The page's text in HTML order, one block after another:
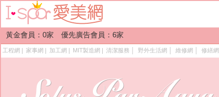
黃金會員：0家 優先廣告會員：6家
工程網 家事網 加工網 MIT製造網 清潔服務 野外生活網 維修網 修繕網